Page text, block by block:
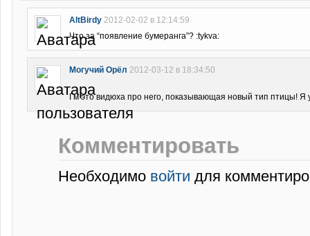
AltBirdy 2012-02-02 в 12:14:59
Что за “появление бумеранга”? :tykva:
Могучий Орёл 2012-03-12 в 18:34:50
Гм это видюха про него, показывающая новый тип птицы! Я
Комментировать
Необходимо войти для